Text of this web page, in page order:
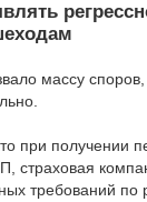
массу споров,
при получении
страховая
требований по